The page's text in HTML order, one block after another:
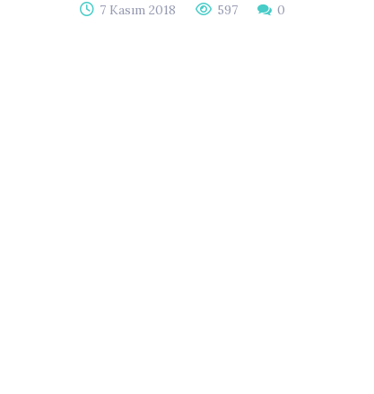
7 Kasım 2018 597 0